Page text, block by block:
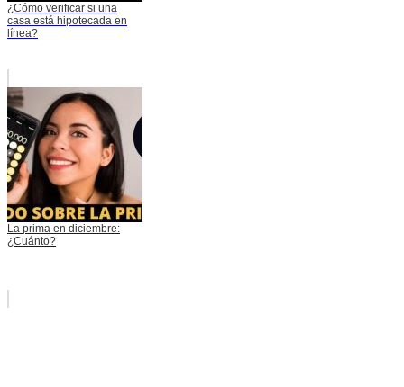
¿Cómo verificar si una
casa está hipotecada en
línea?
La prima en diciembre:
¿Cuánto?